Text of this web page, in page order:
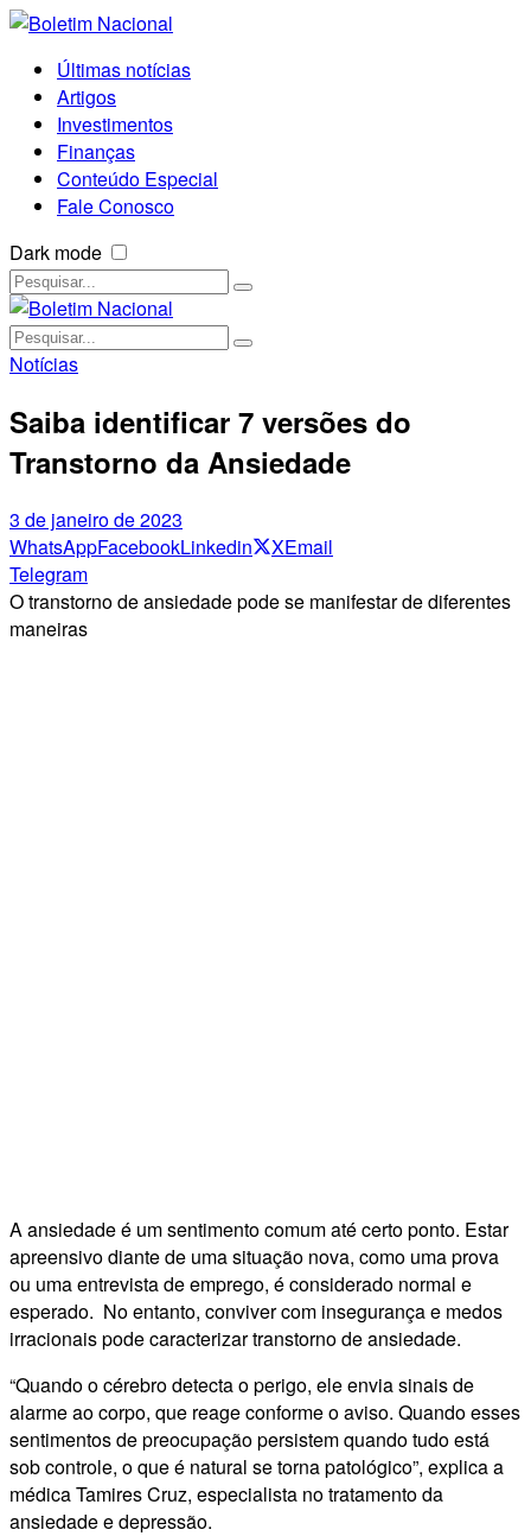
Últimas notícias
Artigos
Investimentos
Finanças
Conteúdo Especial
Fale Conosco
Dark mode
Notícias
Saiba identificar 7 versões do
Transtorno da Ansiedade
3 de janeiro de 2023
WhatsAppFacebookLinkedin XEmail
Telegram
O transtorno de ansiedade pode se manifestar de diferentes
maneiras
A ansiedade é um sentimento comum até certo ponto. Estar
apreensivo diante de uma situação nova, como uma prova
ou uma entrevista de emprego, é considerado normal e
esperado. No entanto, conviver com insegurança e medos
irracionais pode caracterizar transtorno de ansiedade.
“Quando o cérebro detecta o perigo, ele envia sinais de
alarme ao corpo, que reage conforme o aviso. Quando esses
sentimentos de preocupação persistem quando tudo está
sob controle, o que é natural se torna patológico”, explica a
médica Tamires Cruz, especialista no tratamento da
ansiedade e depressão.